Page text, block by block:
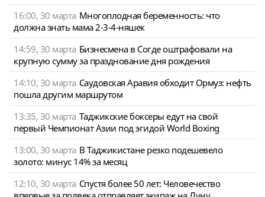
16:00, 30 марта Многоплодная беременность: что
должна знать мама 2-3-4-няшек
14:59, 30 марта Бизнесмена в Согде оштрафовали на
крупную сумму за празднование дня рождения
14:10, 30 марта Саудовская Аравия обходит Ормуз: нефть
пошла другим маршрутом
13:35, 30 марта Таджикские боксеры едут на свой
первый Чемпионат Азии под эгидой World Boxing
13:00, 30 марта В Таджикистане резко подешевело
золото: минус 14% за месяц
12:10, 30 марта Спустя более 50 лет: Человечество